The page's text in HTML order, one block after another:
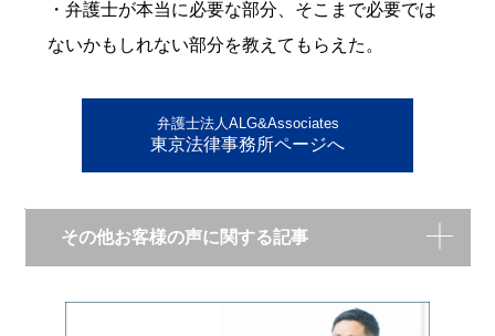
・弁護士が本当に必要な部分、そこまで必要では
ないかもしれない部分を教えてもらえた。
弁護士法人ALG&Associates
東京法律事務所ページへ
その他お客様の声に関する記事